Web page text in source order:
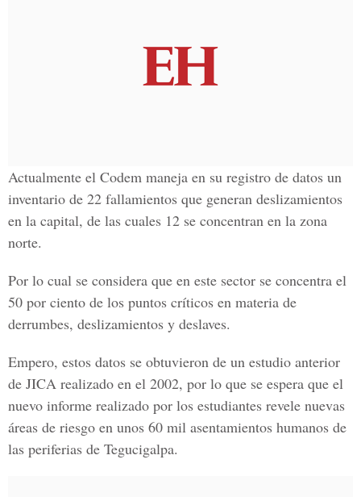
Actualmente el Codem maneja en su registro de datos un
inventario de 22 fallamientos que generan deslizamientos
en la capital, de las cuales 12 se concentran en la zona
norte.
Por lo cual se considera que en este sector se concentra el
50 por ciento de los puntos críticos en materia de
derrumbes, deslizamientos y deslaves.
Empero, estos datos se obtuvieron de un estudio anterior
de JICA realizado en el 2002, por lo que se espera que el
nuevo informe realizado por los estudiantes revele nuevas
áreas de riesgo en unos 60 mil asentamientos humanos de
las periferias de Tegucigalpa.